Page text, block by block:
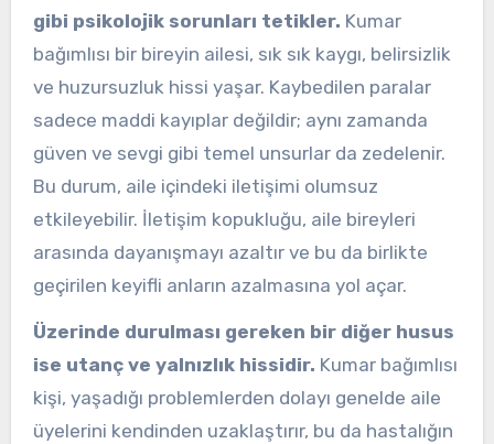
gibi psikolojik sorunları tetikler. Kumar
bağımlısı bir bireyin ailesi, sık sık kaygı, belirsizlik
ve huzursuzluk hissi yaşar. Kaybedilen paralar
sadece maddi kayıplar değildir; aynı zamanda
güven ve sevgi gibi temel unsurlar da zedelenir.
Bu durum, aile içindeki iletişimi olumsuz
etkileyebilir. İletişim kopukluğu, aile bireyleri
arasında dayanışmayı azaltır ve bu da birlikte
geçirilen keyifli anların azalmasına yol açar.
Üzerinde durulması gereken bir diğer husus
ise utanç ve yalnızlık hissidir. Kumar bağımlısı
kişi, yaşadığı problemlerden dolayı genelde aile
üyelerini kendinden uzaklaştırır, bu da hastalığın